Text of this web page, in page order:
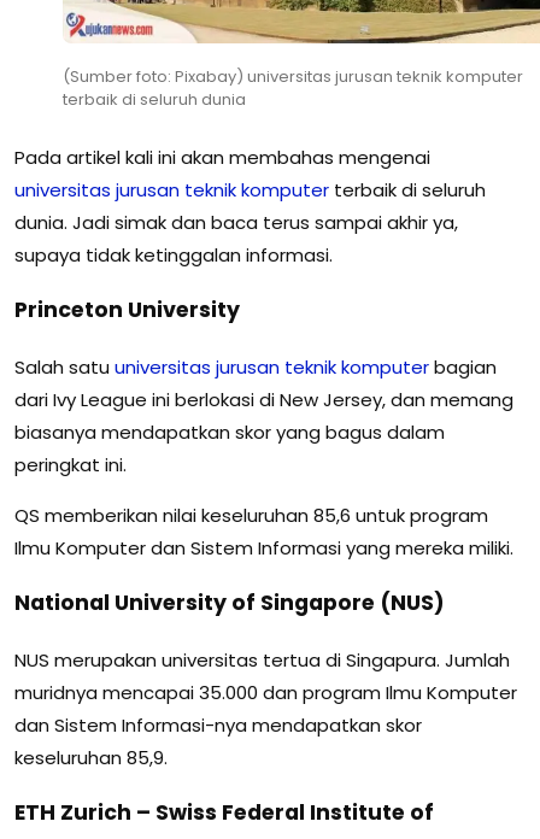
(Sumber foto: Pixabay) universitas jurusan teknik komputer
terbaik di seluruh dunia
Pada artikel kali ini akan membahas mengenai
universitas jurusan teknikkomputer terbaik di seluruh
dunia. Jadi simak dan baca terus sampai akhir ya,
supaya tidak ketinggalan informasi.
Princeton University
Salah satu universitas jurusan teknikkomputerbagian
dari Ivy League ini berlokasi di New Jersey, dan memang
biasanya mendapatkan skor yang bagus dalam
peringkat ini.
QS memberikan nilai keseluruhan 85,6 untuk program
Ilmu Komputer dan Sistem Informasi yang mereka miliki.
National University of Singapore (NUS)
NUS merupakan universitas tertua di Singapura. Jumlah
muridnya mencapai 35.000 dan program Ilmu Komputer
dan Sistem Informasi-nya mendapatkan skor
keseluruhan 85,9.
ETH Zurich – Swiss Federal Institute of